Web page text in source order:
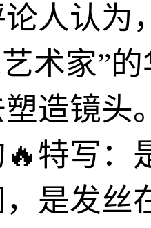
人认为
术家”
造镜头
特写：
是发丝